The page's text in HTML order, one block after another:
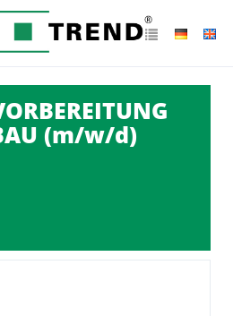
(m/w/d)